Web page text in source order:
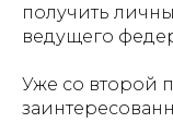
получить
ведущего
Уже со второй